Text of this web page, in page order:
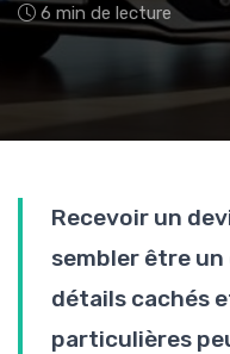
6 min de lecture
Recevoir un
sembler être un
détails cachés
particulières